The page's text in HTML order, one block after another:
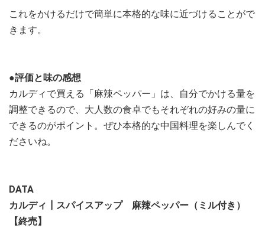
これをかけるだけで簡単に本格的な味に近づけることがで
きます。
●評価と味の感想
カルディで買える「麻辣ペッパー」は、自分でかける量を
調整できるので、大人数の食卓でもそれぞれの好みの量に
できるのがポイント。ぜひ本格的な中国料理を楽しんでく
ださいね。
DATA
カルディ┃スパイスアップ 麻辣ペッパー（ミル付き）
【終売】